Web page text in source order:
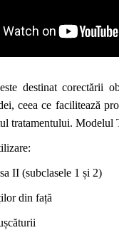
destinat corectării
, ceea ce facilitează
tratamentului. Modelul
II (subclasele 1 și 2)
din față